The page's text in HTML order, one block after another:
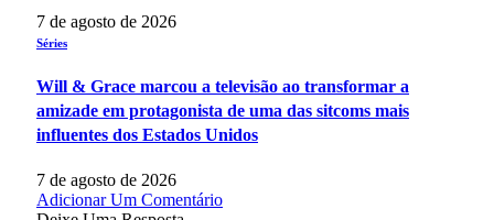
7 de agosto de 2026
Séries
Will & Grace marcou a televisão ao transformar a
amizade em protagonista de uma das sitcoms mais
influentes dos Estados Unidos
7 de agosto de 2026
Adicionar Um Comentário